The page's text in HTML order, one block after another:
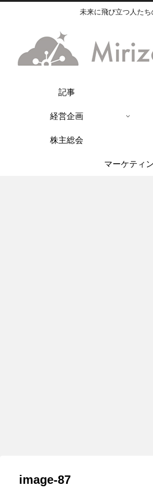
未来に飛び立つ人たち
記事
経営企画
株主総会
マーケティ
image-87